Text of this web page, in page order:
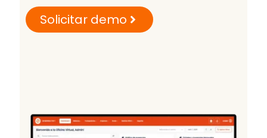
Solicitar demo